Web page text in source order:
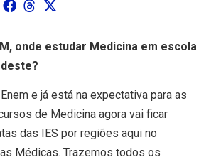
onde estudar Medicina em escola
e já está na expectativa para as
de Medicina agora vai ficar
das IES por regiões aqui no
Médicas. Trazemos todos os